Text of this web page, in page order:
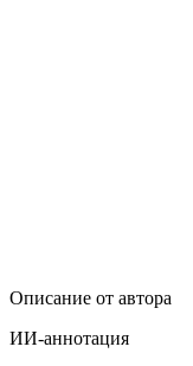
Описание от автора
ИИ-аннотация